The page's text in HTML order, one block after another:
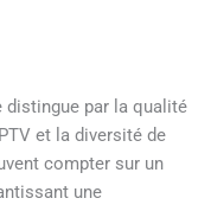
distingue par la qualité
et la diversité de
compter sur un
une